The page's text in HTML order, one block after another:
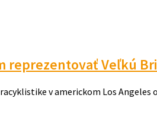
reprezentovať Veľkú
v americkom Los Angeles